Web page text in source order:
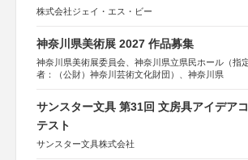
株式会社ジェイ・エス・ビー
神奈川県美術展 2027 作品募集
神奈川県美術展委員会、神奈川県立県民ホール（指
者：（公財）神奈川芸術文化財団）、神奈川県
サンスター文具 第31回 文房具アイデア
テスト
サンスター文具株式会社